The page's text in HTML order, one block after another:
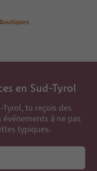
Boutiques
en Sud-Tyrol
tu reçois des
à ne pas
typiques.